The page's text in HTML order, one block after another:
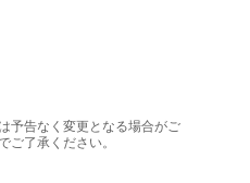
予告なく変更となる場合がご
ご了承ください。